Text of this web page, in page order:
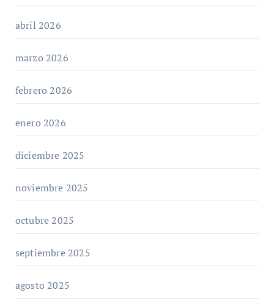
abril 2026
marzo 2026
febrero 2026
enero 2026
diciembre 2025
noviembre 2025
octubre 2025
septiembre 2025
agosto 2025